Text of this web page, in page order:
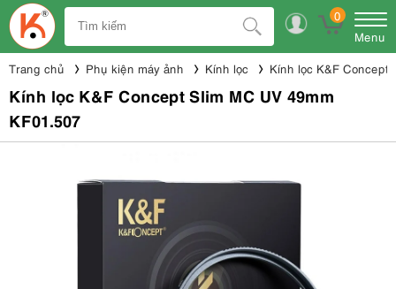
0
Menu
Trang chủ Phụ kiện máy ảnh Kính lọc Kính lọc K&F Concept
Kính lọc K&F Concept Slim MC UV 49mm
KF01.507